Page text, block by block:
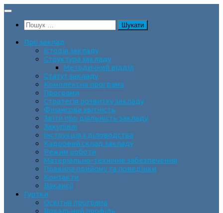
Skip
contentПошук:
Про заклад
Історія закладу
Структура закладу
Методичний відділ
Статут закладу
Комплексна програма
Програми
Стратегія розвитку закладу
Фінансова звітність
Звіти про діяльність закладу
Закупівлі
Інструкція з діловодства
Кадровий склад закладу
Режим роботи
Матеріально-технічне забезпечення
Правила прийому та поведінки
Контакти
Вакансії
Гуртки
Освітня програма
Вокальний профіль